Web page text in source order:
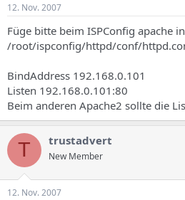
12. Nov. 2007
Füge bitte beim ISPConfig apache
/root/ispconfig/httpd/conf/
BindAddress 192.168.0.101
Listen 192.168.0.101:80
Beim anderen Apache2 sollte die
T trustadvert
New Member
12. Nov. 2007